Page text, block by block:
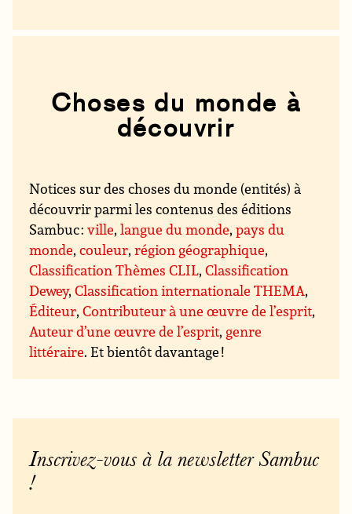
Choses du monde à
découvrir
Notices sur des choses du monde (entités) à
découvrir parmi les contenus des éditions
Sambuc :ville,langue du monde,pays du
monde,couleur,région géographique,
Classification Thèmes CLIL,Classification
Dewey,Classification internationale THEMA,
Éditeur,Contributeur à une œuvre de l’esprit,
Auteur d’une œuvre de l’esprit, genre
littéraire. Et bientôt davantage !
Inscrivez-vous à la newsletter Sambuc
!